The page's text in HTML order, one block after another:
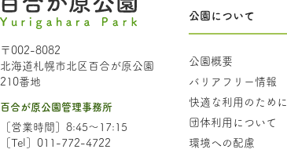
〒002-8082
北海道札幌市北区百合が原公園
210番地
百合が原公園管理事務所
［営業時間］8:45～17:15
［Tel］011-772-4722
公園について
公園概要
バリアフリー情報
快適な利用のために
団体利用について
環境への配慮